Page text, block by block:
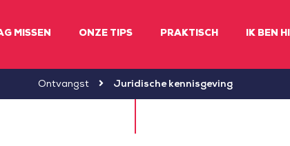
MISSEN ONZE TIPS PRAKTISCH IK BEN
Ontvangst Juridische kennisgeving